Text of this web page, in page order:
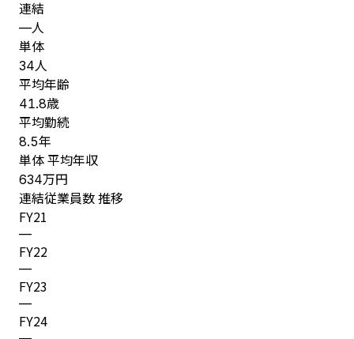
連結
—人
単体
34人
平均年齢
41.8歳
平均勤続
8.5年
単体 平均年収
634万円
連結従業員数 推移
FY21
—
FY22
—
FY23
—
FY24